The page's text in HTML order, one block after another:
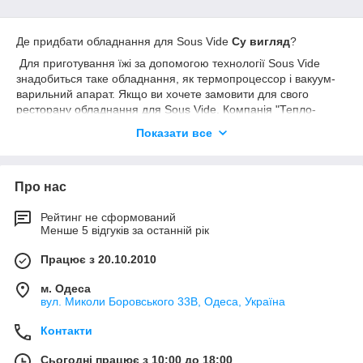
Де придбати обладнання для Sous Vide Су вигляд?
Для приготування їжі за допомогою технології Sous Vide
знадобиться таке обладнання, як термопроцессор і вакуум-
варильний апарат. Якщо ви хочете замовити для свого
ресторану обладнання для Sous Vide, Компанія "Тепло-
європейських брендів, як Sirman, Orved і Hendi.
кольору і консистенції; тривале зберігання приготованих
до 45 днів); економічна вигода, адже при використанні
технології Sous Vide вагові втрати при тепловій обробці
страви за допомогою технології Sous Vide можна зробити
заздалегідь, а не витрачати час на приготування під час
великого напливу гостей.
Показати все
Про нас
Рейтинг не сформований
Менше 5 відгуків за останній рік
Працює з 20.10.2010
м. Одеса
вул. Миколи Боровського 33В, Одеса, Україна
Контакти
Сьогодні працює з 10:00 до 18:00